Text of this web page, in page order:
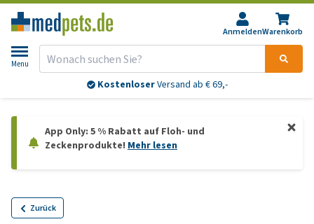
AnmeldenWarenkorb
Menu
KostenloserVersand ab € 69,-
App Only: 5 % Rabatt auf Floh- und
Zeckenprodukte! Mehr lesen
Zurück